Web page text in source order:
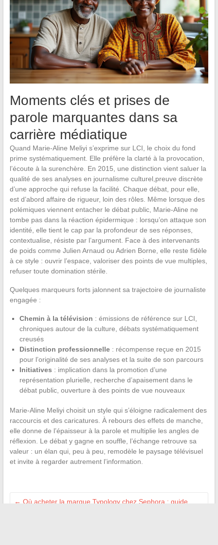
Moments clés et prises de
parole marquantes dans sa
carrière médiatique
Quand Marie-Aline Meliyi s’exprime sur LCI, le choix du fond
prime systématiquement. Elle préfère la clarté à la provocation,
l’écoute à la surenchère. En 2015, une distinction vient saluer la
qualité de ses analyses en journalisme culturel,preuve discrète
d’une approche qui refuse la facilité. Chaque débat, pour elle,
est d’abord affaire de rigueur, loin des rôles. Même lorsque des
polémiques viennent entacher le débat public, Marie-Aline ne
tombe pas dans la réaction épidermique : lorsqu’on attaque son
identité, elle tient le cap par la profondeur de ses réponses,
contextualise, résiste par l’argument. Face à des intervenants
de poids comme Julien Arnaud ou Adrien Borne, elle reste fidèle
à ce style : ouvrir l’espace, valoriser des points de vue multiples,
refuser toute domination stérile.
Quelques marqueurs forts jalonnent sa trajectoire de journaliste
engagée :
Chemin à la télévision : émissions de référence sur LCI,
chroniques autour de la culture, débats systématiquement
creusés
Distinction professionnelle: récompense reçue en 2015
pour l’originalité de ses analyses et la suite de son parcours
Initiatives : implication dans la promotion d’une
représentation plurielle, recherche d’apaisement dans le
débat public, ouverture à des points de vue nouveaux
Marie-Aline Meliyi choisit un style qui s’éloigne radicalement des
raccourcis et des caricatures. À rebours des effets de manche,
elle donne de l’épaisseur à la parole et multiplie les angles de
réflexion. Le débat y gagne en souffle, l’échange retrouve sa
valeur : un élan qui, peu à peu, remodèle le paysage télévisuel
et invite à regarder autrement l’information.
← Où acheter la marque Typology chez Sephora : guide